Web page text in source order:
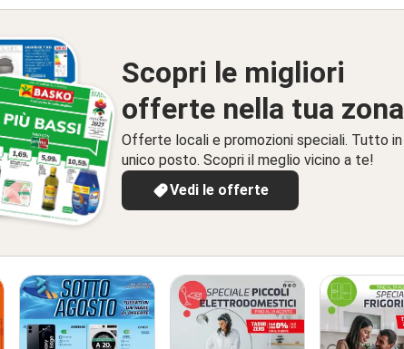
Scopri le migliori
offerte nella tua zona
Offerte locali e promozioni speciali. Tutto in
unico posto. Scopri il meglio vicino a te!
Vedi le offerte